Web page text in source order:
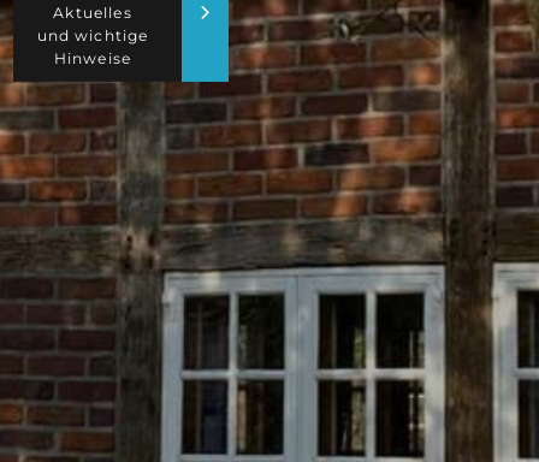
Aktuelles
und wichtige
Hinweise